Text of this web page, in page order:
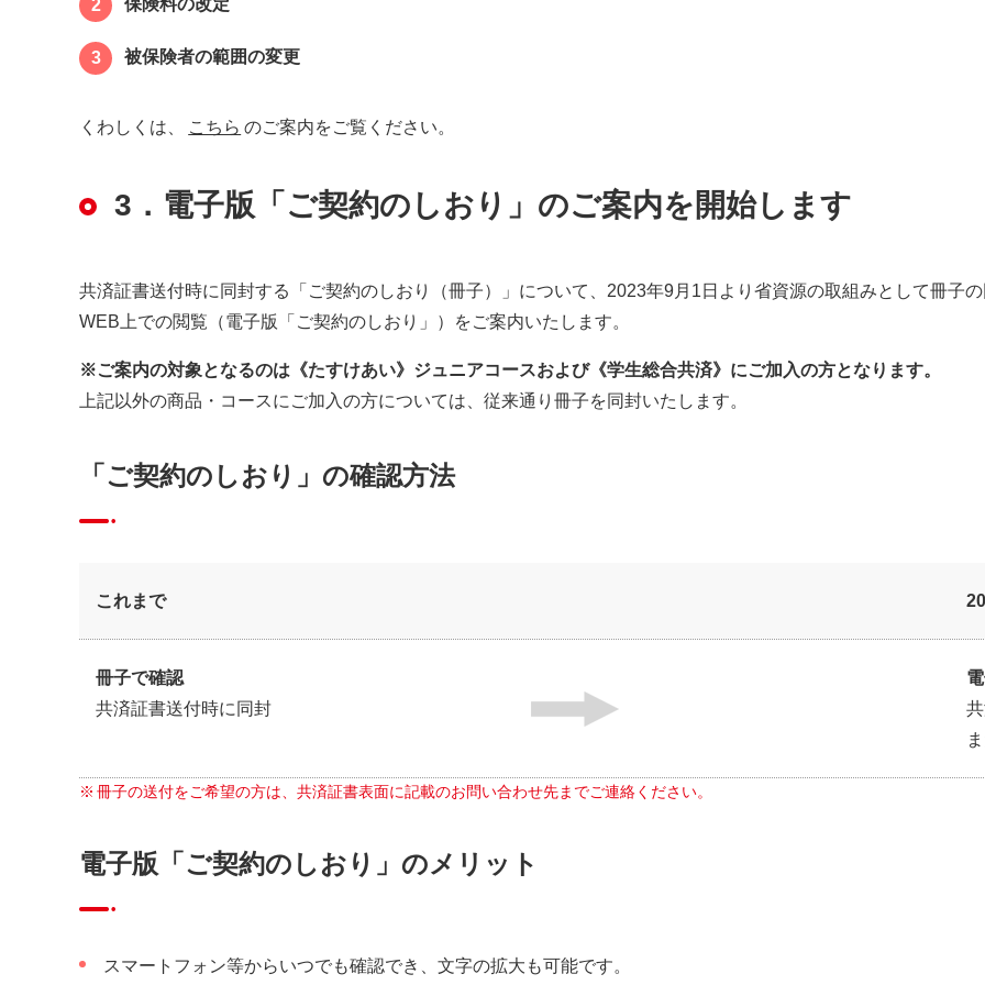
2 保険料の改定
3 被保険者の範囲の変更
くわしくは、 こちら のご案内をご覧ください。
3．電子版「ご契約のしおり」のご案内を開始します
共済証書送付時に同封する「ご契約のしおり（冊子）」について、2023年9月1日より省資源の取組みとして冊子の
WEB上での閲覧（電子版「ご契約のしおり」）をご案内いたします。
※ご案内の対象となるのは《たすけあい》ジュニアコースおよび《学生総合共済》にご加入の方となります。
上記以外の商品・コースにご加入の方については、従来通り冊子を同封いたします。
「ご契約のしおり」の確認方法
これまで
冊子で確認
共済証書送付時に同封
※ 冊子の送付をご希望の方は、共済証書表面に記載のお問い合わせ先までご連絡ください。
電子版「ご契約のしおり」のメリット
スマートフォン等からいつでも確認でき、文字の拡大も可能です。